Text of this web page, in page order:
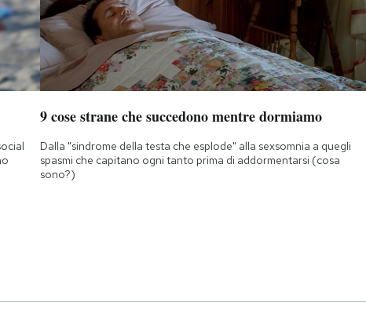
9 cose strane che succedono mentre dormiamo
Dalla "sindrome della testa che esplode" alla sexsomnia a quegli
spasmi che capitano ogni tanto prima di addormentarsi (cosa
sono?)